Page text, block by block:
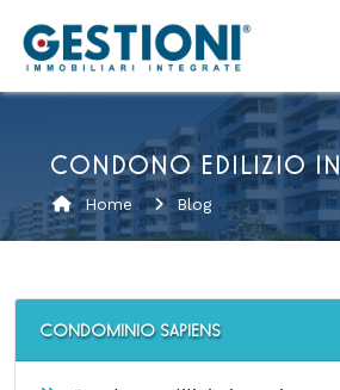
CONDONO EDILIZIO IN
Home Blog
CONDOMINIO SAPIENS